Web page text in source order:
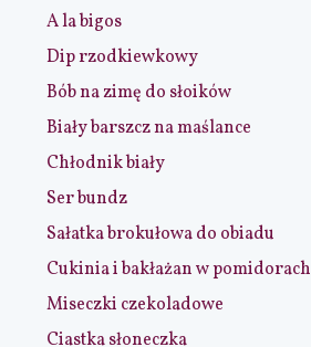
A la bigos
Dip rzodkiewkowy
Bób na zimę do słoików
Biały barszcz na maślance
Chłodnik biały
Ser bundz
Sałatka brokułowa do obiadu
Cukinia i bakłażan w pomidorach
Miseczki czekoladowe
Ciastka słoneczka